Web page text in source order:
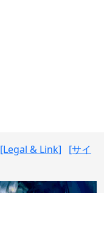
[Legal & Link]
[サイ